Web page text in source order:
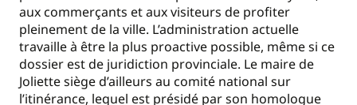
aux commerçants et aux visiteurs de profiter
pleinement de la ville. L’administration actuelle
travaille à être la plus proactive possible, même si ce
dossier est de juridiction provinciale. Le maire de
Joliette siège d’ailleurs au comité national sur
l’itinérance, lequel est présidé par son homologue